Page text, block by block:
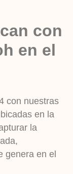
con
en el
con nuestras
en la
la
genera en el